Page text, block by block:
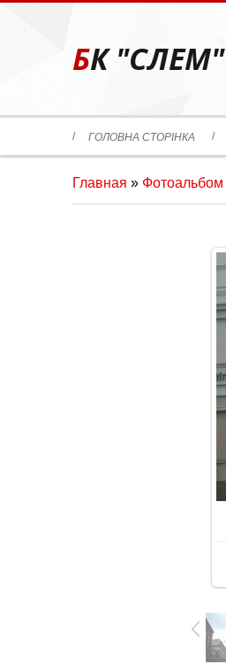
БК "СЛЕМ"
ГОЛОВНА СТОРІНКА
Главная » Фотоальбом